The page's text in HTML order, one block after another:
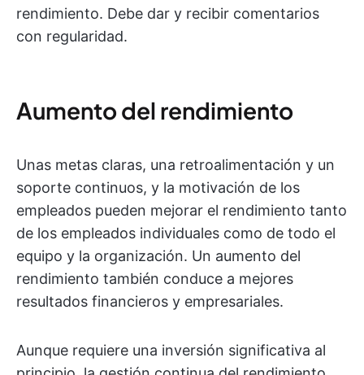
rendimiento. Debe dar y recibir comentarios
con regularidad.
Aumento del rendimiento
Unas metas claras, una retroalimentación y un
soporte continuos, y la motivación de los
empleados pueden mejorar el rendimiento tanto
de los empleados individuales como de todo el
equipo y la organización. Un aumento del
rendimiento también conduce a mejores
resultados financieros y empresariales.
Aunque requiere una inversión significativa al